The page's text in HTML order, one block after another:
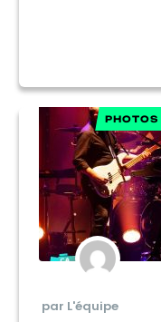
PHOTOS
par L'équipe